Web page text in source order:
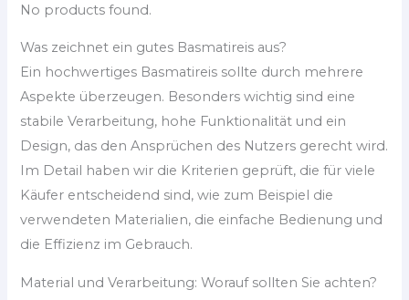
No products found.
Was zeichnet ein gutes Basmatireis aus?
Ein hochwertiges Basmatireis sollte durch mehrere
Aspekte überzeugen. Besonders wichtig sind eine
stabile Verarbeitung, hohe Funktionalität und ein
Design, das den Ansprüchen des Nutzers gerecht wird.
Im Detail haben wir die Kriterien geprüft, die für viele
Käufer entscheidend sind, wie zum Beispiel die
verwendeten Materialien, die einfache Bedienung und
die Effizienz im Gebrauch.
Material und Verarbeitung: Worauf sollten Sie achten?